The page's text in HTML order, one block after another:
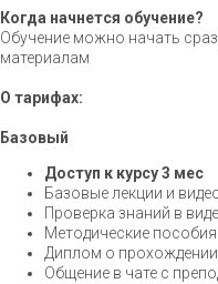
Когда начнется обучение?
Обучение можно начать
материалам
О тарифах:
Базовый
Доступ к курсу 3 мес
Базовые лекции и
Проверка знаний в
Методические
Диплом о прохождении
Общение в чате с